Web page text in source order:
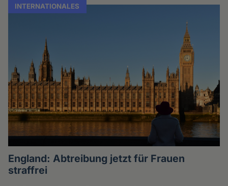
INTERNATIONALES
England: Abtreibung jetzt für Frauen
straffrei